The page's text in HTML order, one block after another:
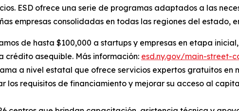
ESD ofrece una serie de programas adaptados a las
empresas consolidadas en todas las regiones del estado,
de hasta $100,000 a startups y empresas en etapa
crédito asequible. Más información: esd.ny.gov/main-street-
a nivel estatal que ofrece servicios expertos gratuitos en
requisitos de financiamiento y mejorar su acceso al